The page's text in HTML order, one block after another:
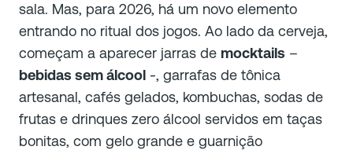
sala. Mas, para 2026, há um novo elemento
entrando no ritual dos jogos. Ao lado da cerveja,
começam a aparecer jarras de mocktails –
bebidas sem álcool -, garrafas de tônica
artesanal, cafés gelados, kombuchas, sodas de
frutas e drinques zero álcool servidos em taças
bonitas, com gelo grande e guarnição